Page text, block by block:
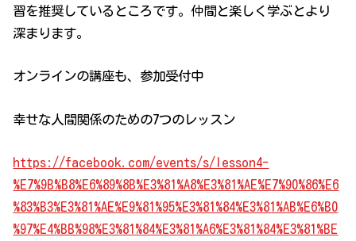
習を推奨しているところです。仲間と楽しく学ぶとより
深まります。
オンラインの講座も、参加受付中
幸せな人間関係のための7つのレッスン
https://facebook.com/events/s/lesson4-
%E7%9B%B8%E6%89%8B%E3%81%A8%E3%81%AE%E7%90%86%E6
%83%B3%E3%81%AE%E9%81%95%E3%81%84%E3%81%AB%E6%B0
%97%E4%BB%98%E3%81%84%E3%81%A6%E3%81%84%E3%81%BE